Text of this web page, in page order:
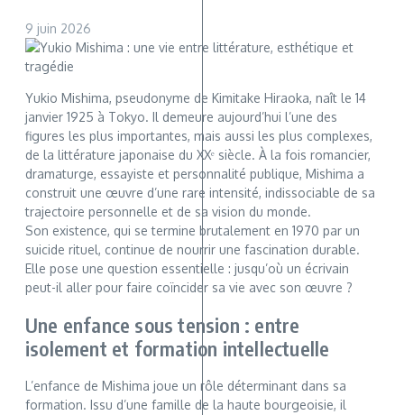
9 juin 2026
Yukio Mishima, pseudonyme de Kimitake Hiraoka, naît le 14
janvier 1925 à Tokyo. Il demeure aujourd’hui l’une des
figures les plus importantes, mais aussi les plus complexes,
de la littérature japonaise du XXᵉ siècle. À la fois romancier,
dramaturge, essayiste et personnalité publique, Mishima a
construit une œuvre d’une rare intensité, indissociable de sa
trajectoire personnelle et de sa vision du monde.
Son existence, qui se termine brutalement en 1970 par un
suicide rituel, continue de nourrir une fascination durable.
Elle pose une question essentielle : jusqu’où un écrivain
peut-il aller pour faire coïncider sa vie avec son œuvre ?
Une enfance sous tension : entre
isolement et formation intellectuelle
L’enfance de Mishima joue un rôle déterminant dans sa
formation. Issu d’une famille de la haute bourgeoisie, il